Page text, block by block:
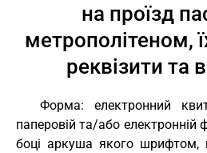
на проїзд
метрополітеном,
реквізити та
Форма: електронний
паперовій та/або
боці аркуша якого шрифтом,